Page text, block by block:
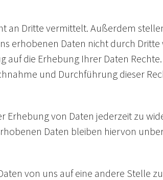
an Dritte vermittelt. Außerdem
erhobenen Daten nicht durch
auf die Erhebung Ihrer Daten
und Durchführung dieser
Erhebung von Daten jederzeit zu
Daten bleiben hiervon
von uns auf eine andere Stelle